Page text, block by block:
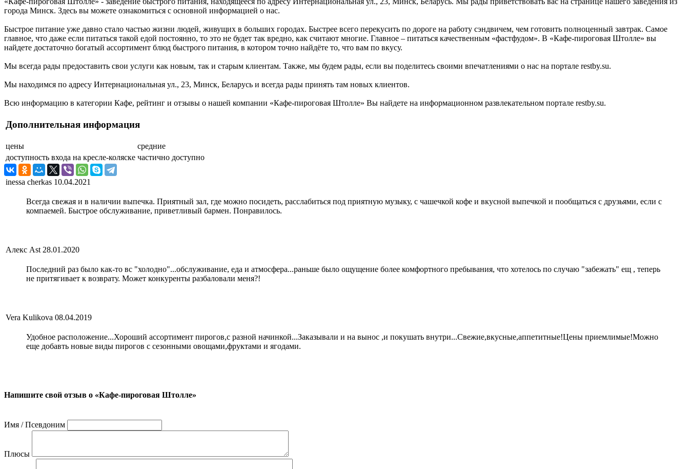
города Минск. Здесь вы можете ознакомиться с основной информацией о нас.
Быстрое питание уже давно стало частью жизни людей, живущих в больших городах. Быстрее всего перекусить по дороге на работу сэндвичем, чем готовить полноценный завтрак. Самое
главное, что даже если питаться такой едой постоянно, то это не будет так вредно, как считают многие. Главное – питаться качественным «фастфудом». В «Кафе-пироговая Штолле» вы
найдете достаточно богатый ассортимент блюд быстрого питания, в котором точно найдёте то, что вам по вкусу.
Мы всегда рады предоставить свои услуги как новым, так и старым клиентам. Также, мы будем рады, если вы поделитесь своими впечатлениями о нас на портале restby.su.
Мы находимся по адресу Интернациональная ул., 23, Минск, Беларусь и всегда рады принять там новых клиентов.
Всю информацию в категории Кафе, рейтинг и отзывы о нашей компании «Кафе-пироговая Штолле» Вы найдете на информационном развлекательном портале restby.su.
Дополнительная информация
цены
средние
доступность входа на кресле-коляске частично доступно
inessa cherkas 10.04.2021
Всегда свежая и в наличии выпечка. Приятный зал, где можно посидеть, расслабиться под приятную музыку, с чашечкой кофе и вкусной выпечкой и пообщаться с друзьями, если с
компаемей. Быстрое обслуживание, приветливый бармен. Понравилось.
Алекс Ast 28.01.2020
Последний раз было как-то вс "холодно"...обслуживание, еда и атмосфера...раньше было ощущение более комфортного пребывания, что хотелось по случаю "забежать" ещ , теперь
не притягивает к возврату. Может конкуренты разбаловали меня?!
Vera Kulikova 08.04.2019
Удобное расположение...Хороший ассортимент пирогов,с разной начинкой...Заказывали и на вынос ,и покушать внутри...Свежие,вкусные,аппетитные!Цены приемлимые!Можно
еще добавть новые виды пирогов с сезонными овощами,фруктами и ягодами.
Напишите свой отзыв о «Кафе-пироговая Штолле»
Имя / Псевдоним
Плюсы